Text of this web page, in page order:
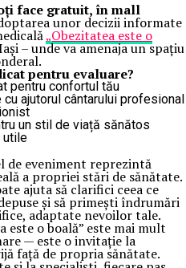
face gratuit, în mall
unor decizii informate
„Obezitatea este o
– unde va amenaja un spațiu
pentru evaluare?
pentru confortul tău
ajutorul cântarului profesional
un stil de viață sănătos
utile
de eveniment reprezintă
a propriei stări de sănătate.
ajuta să clarifici ceea ce
și să primești îndrumări
adaptate nevoilor tale.
este o boală” este mai mult
— este o invitație la
față de propria sănătate.